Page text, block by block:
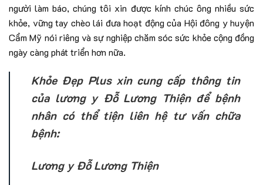
người làm báo, chúng tôi xin được kính chúc ông nhiều sức
khỏe, vững tay chèo lái đưa hoạt động của Hội đông y huyện
Cẩm Mỹ nói riêng và sự nghiệp chăm sóc sức khỏe cộng đồng
ngày càng phát triển hơn nữa.
Khỏe Đẹp Plus xin cung cấp thông tin
của lương y Đỗ Lương Thiện để bệnh
nhân có thể tiện liên hệ tư vấn chữa
bệnh:
Lương y Đỗ Lương Thiện